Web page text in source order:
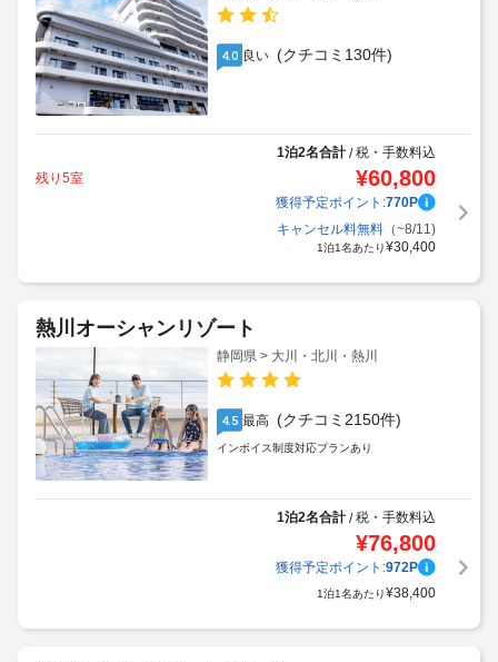
4.0 良い (クチコミ130件)
1泊2名合計/税・手数料込
残り5室
¥60,800
獲得予定ポイント:770P
キャンセル料無料（~8/11)
1泊1名あたり¥30,400
熱川オーシャンリゾート
静岡県 > 大川・北川・熱川
4.5 最高 (クチコミ2150件)
インボイス制度対応プランあり
1泊2名合計/税・手数料込
¥76,800
獲得予定ポイント:972P
1泊1名あたり¥38,400